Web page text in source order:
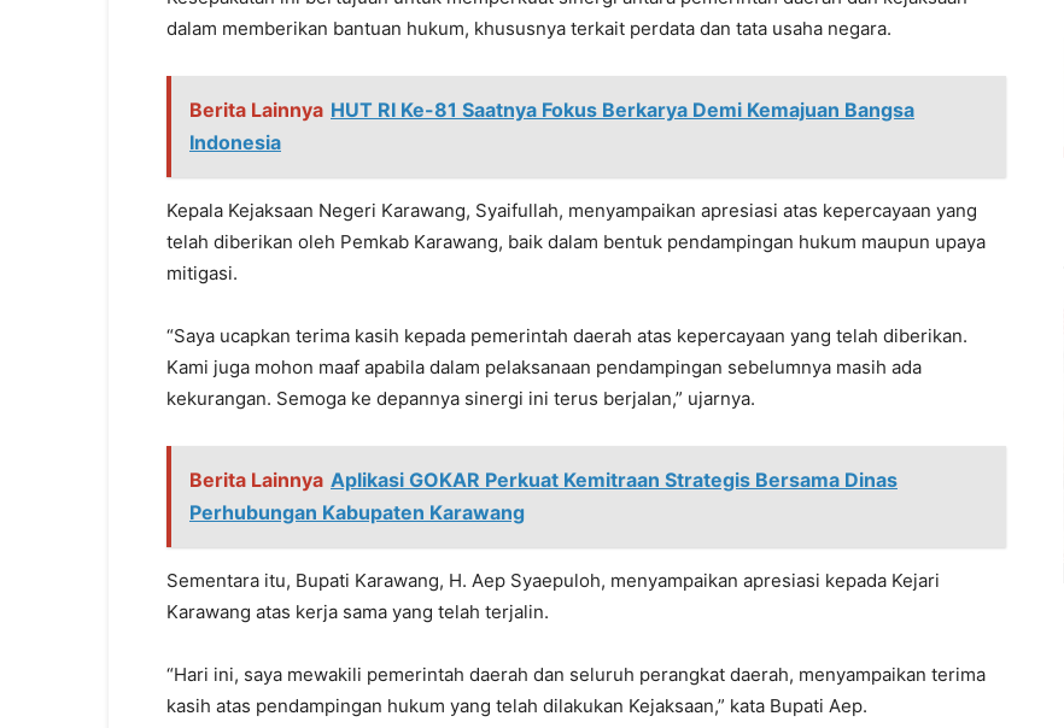
dalam memberikan bantuan hukum, khususnya terkait perdata dan tata usaha negara.
Berita Lainnya HUT RI Ke-81 Saatnya Fokus Berkarya Demi Kemajuan Bangsa
Indonesia
Kepala Kejaksaan Negeri Karawang, Syaifullah, menyampaikan apresiasi atas kepercayaan yang
telah diberikan oleh Pemkab Karawang, baik dalam bentuk pendampingan hukum maupun upaya
mitigasi.
“Saya ucapkan terima kasih kepada pemerintah daerah atas kepercayaan yang telah diberikan.
Kami juga mohon maaf apabila dalam pelaksanaan pendampingan sebelumnya masih ada
kekurangan. Semoga ke depannya sinergi ini terus berjalan,” ujarnya.
Berita Lainnya Aplikasi GOKAR Perkuat Kemitraan Strategis Bersama Dinas
Perhubungan Kabupaten Karawang
Sementara itu, Bupati Karawang, H. Aep Syaepuloh, menyampaikan apresiasi kepada Kejari
Karawang atas kerja sama yang telah terjalin.
“Hari ini, saya mewakili pemerintah daerah dan seluruh perangkat daerah, menyampaikan terima
kasih atas pendampingan hukum yang telah dilakukan Kejaksaan,” kata Bupati Aep.